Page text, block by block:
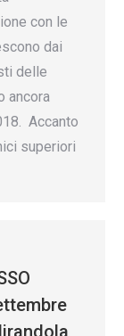
con le
dai
delle
ancora
Accanto
superiori